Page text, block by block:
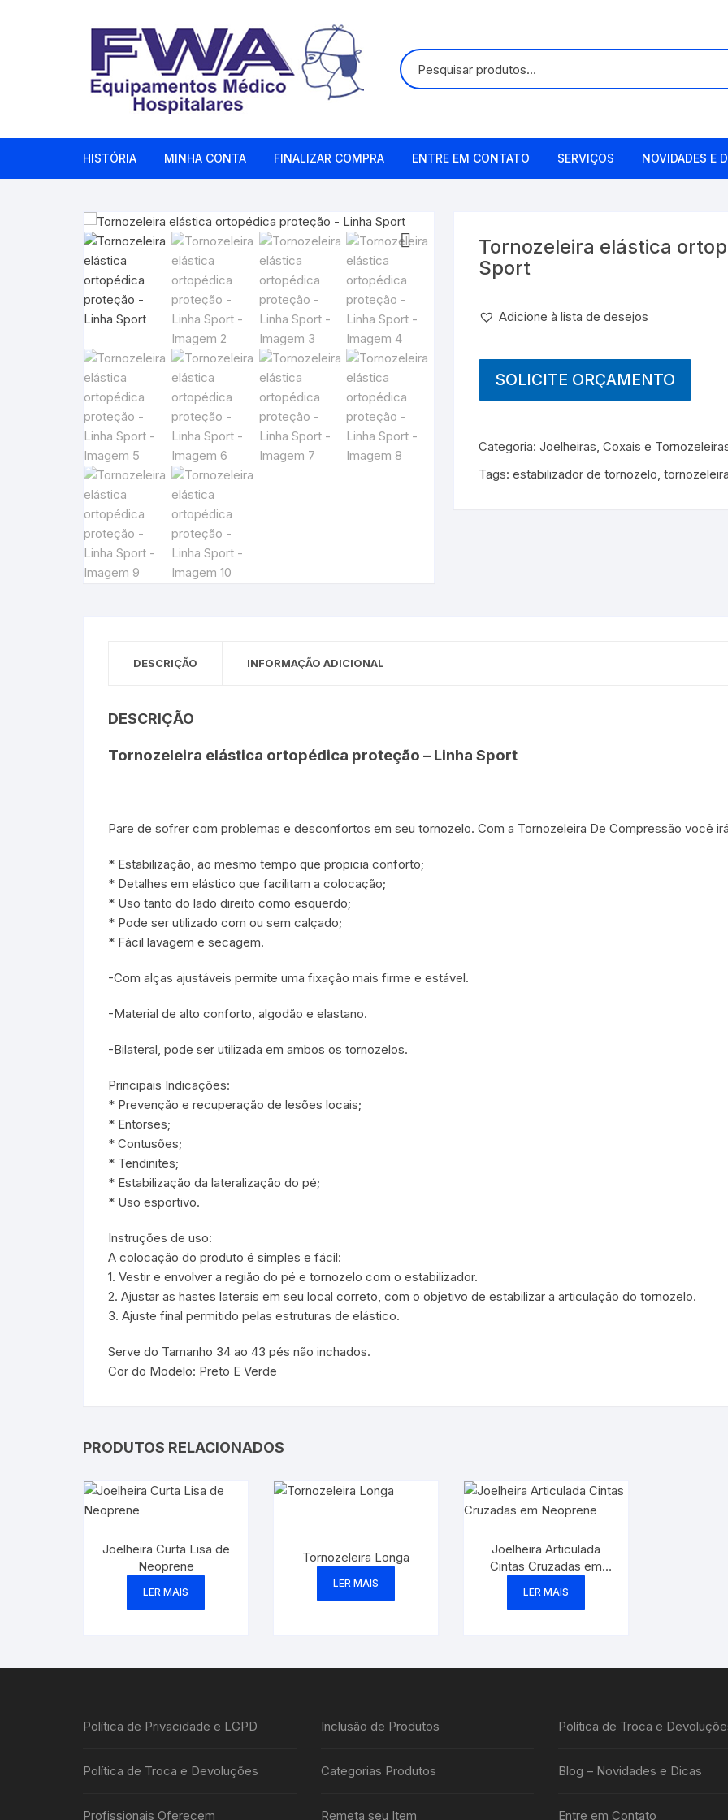
HISTÓRIA MINHA CONTA FINALIZAR COMPRA ENTRE EM CONTATO SERVIÇOS
Manutenção
NOVIDADES E
Tornozeleira elástica
Sport
Adicione à lista de desejos
SOLICITE ORÇAMENTO
Categoria: Joelheiras, Coxais e
Tags: estabilizador de tornozelo,
DESCRIÇÃO INFORMAÇÃO ADICIONAL
DESCRIÇÃO
Tornozeleira elástica ortopédica proteção – Linha Sport
Pare de sofrer com problemas e desconfortos em seu tornozelo. Com a Tornozeleira De Compressão você
* Estabilização, ao mesmo tempo que propicia conforto;
* Detalhes em elástico que facilitam a colocação;
* Uso tanto do lado direito como esquerdo;
* Pode ser utilizado com ou sem calçado;
* Fácil lavagem e secagem.
-Com alças ajustáveis permite uma fixação mais firme e estável.
-Material de alto conforto, algodão e elastano.
-Bilateral, pode ser utilizada em ambos os tornozelos.
Principais Indicações:
* Prevenção e recuperação de lesões locais;
* Entorses;
* Contusões;
* Tendinites;
* Estabilização da lateralização do pé;
* Uso esportivo.
Instruções de uso:
A colocação do produto é simples e fácil:
1. Vestir e envolver a região do pé e tornozelo com o estabilizador.
2. Ajustar as hastes laterais em seu local correto, com o objetivo de estabilizar a articulação do tornozelo.
3. Ajuste final permitido pelas estruturas de elástico.
Serve do Tamanho 34 ao 43 pés não inchados.
Cor do Modelo: Preto E Verde
PRODUTOS RELACIONADOS
Joelheira Curta Lisa de
Neoprene
LER MAIS
Tornozeleira Longa
LER MAIS
Joelheira Articulada
Cintas Cruzadas em
LER MAIS
Política de Privacidade e LGPD
Política de Troca e Devoluções
Profissionais Oferecem
Inclusão de Produtos
Categorias Produtos
Remeta seu Item
Política de Troca e
Blog – Novidades e Dicas
Entre em Contato